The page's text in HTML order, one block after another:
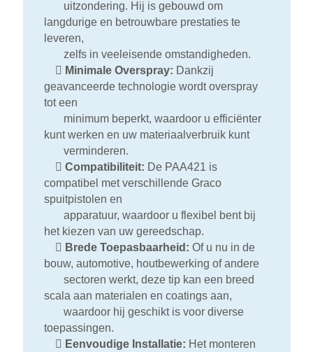
uitzondering. Hij is gebouwd om
langdurige en betrouwbare prestaties te
leveren,
zelfs in veeleisende omstandigheden.
 Minimale Overspray: Dankzij
geavanceerde technologie wordt overspray
tot een
minimum beperkt, waardoor u efficiënter
kunt werken en uw materiaalverbruik kunt
verminderen.
 Compatibiliteit: De PAA421 is
compatibel met verschillende Graco
spuitpistolen en
apparatuur, waardoor u flexibel bent bij
het kiezen van uw gereedschap.
 Brede Toepasbaarheid: Of u nu in de
bouw, automotive, houtbewerking of andere
sectoren werkt, deze tip kan een breed
scala aan materialen en coatings aan,
waardoor hij geschikt is voor diverse
toepassingen.
 Eenvoudige Installatie: Het monteren